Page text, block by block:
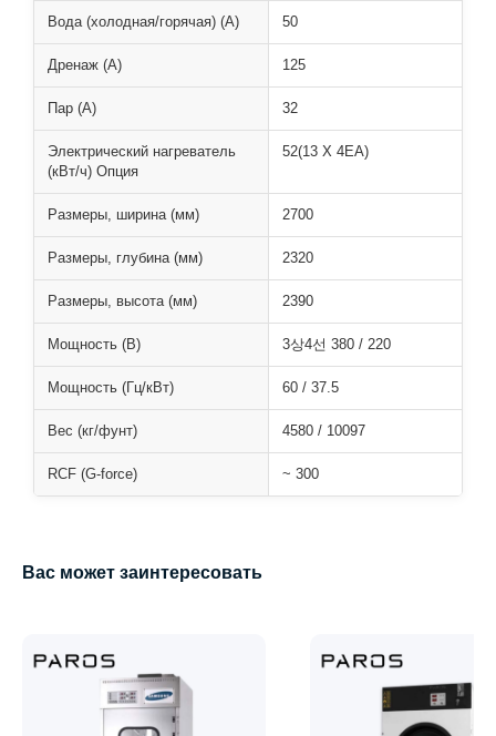
Вода (холодная/горячая) (A) 50
Дренаж (A) 125
Пар (A) 32
Электрический нагреватель
(кВт/ч) Опция
52(13 X 4EA)
Размеры, ширина (мм) 2700
Размеры, глубина (мм) 2320
Размеры, высота (мм) 2390
Мощность (В) 3상4선 380 / 220
Мощность (Гц/кВт) 60 / 37.5
Вес (кг/фунт) 4580 / 10097
RCF (G-force) ~ 300
Вас может заинтересовать